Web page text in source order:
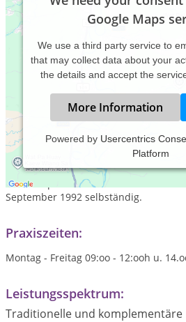
Google Maps
We use a third party service to
that may collect data about your
the details and accept the
More Information
Powered by Usercentrics
Platform
Ich habe meine Prüfung zum
Aschaffenburg gemacht, danach war
dem Heilpraktiker Herdle in
September 1992 selbständig.
Praxiszeiten:
Montag - Freitag 09:oo - 12:ooh u.
Leistungsspektrum:
Traditionelle und komplementäre